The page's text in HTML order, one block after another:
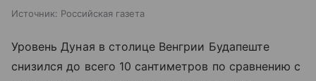
Источник: Российская газета
Уровень Дуная в столице Венгрии Будапеште
снизился до всего 10 сантиметров по сравнению с